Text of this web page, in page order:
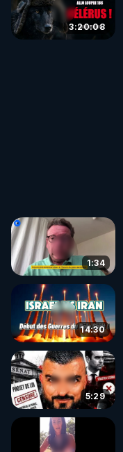
3:20:08
1:34
14:30
5:29